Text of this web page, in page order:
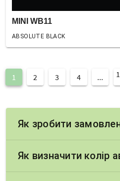
MINI WB11
ABSOLUTE BLACK
1 2 3 4 ...
Як зробити
Як визначити колір